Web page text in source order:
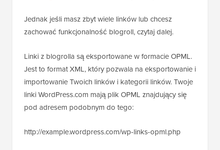
Jednak jeśli masz zbyt wiele linków lub chcesz
zachować funkcjonalność blogroll, czytaj dalej.
Linki z blogrolla są eksportowane w formacie OPML.
Jest to format XML, który pozwala na eksportowanie i
importowanie Twoich linków i kategorii linków. Twoje
linki WordPress.com mają plik OPML znajdujący się
pod adresem podobnym do tego:
http://example.wordpress.com/wp-links-opml.php